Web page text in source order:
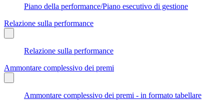
Piano della performance/Piano esecutivo di gestione
Relazione sulla performance
Relazione sulla performance
Ammontare complessivo dei premi
Ammontare complessivo dei premi - in formato tabellare